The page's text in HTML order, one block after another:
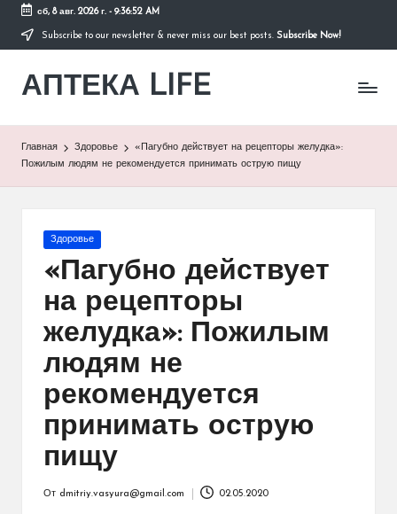
Перейти
содержимому
сб, 8 авг. 2026 г.- 9:36:53 AM
Subscribe to our newsletter & never miss our best posts. Subscribe Now!
АПТЕКА LIFE
сайт
здоровом
Главная Здоровье
«Пагубно действует на рецепторы желудка»:
Пожилым людям не рекомендуется принимать острую пищу
Опубликовано
Здоровье
«Пагубно действует
на рецепторы
желудка»: Пожилым
людям не
рекомендуется
принимать острую
пищу
От dmitriy.vasyura@gmail.com 02.05.2020